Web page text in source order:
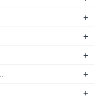
+
+
+
+
+